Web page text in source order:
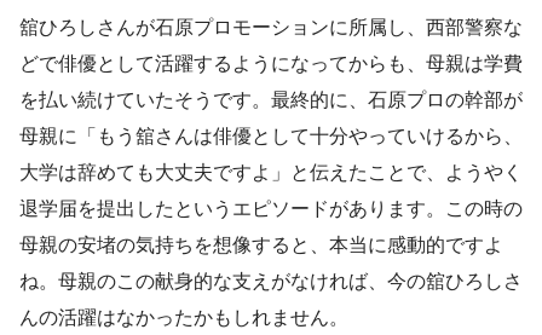
舘ひろしさんが石原プロモーションに所属し、西部警察な
どで俳優として活躍するようになってからも、母親は学費
を払い続けていたそうです。最終的に、石原プロの幹部が
母親に「もう舘さんは俳優として十分やっていけるから、
大学は辞めても大丈夫ですよ」と伝えたことで、ようやく
退学届を提出したというエピソードがあります。この時の
母親の安堵の気持ちを想像すると、本当に感動的ですよ
ね。母親のこの献身的な支えがなければ、今の舘ひろしさ
んの活躍はなかったかもしれません。